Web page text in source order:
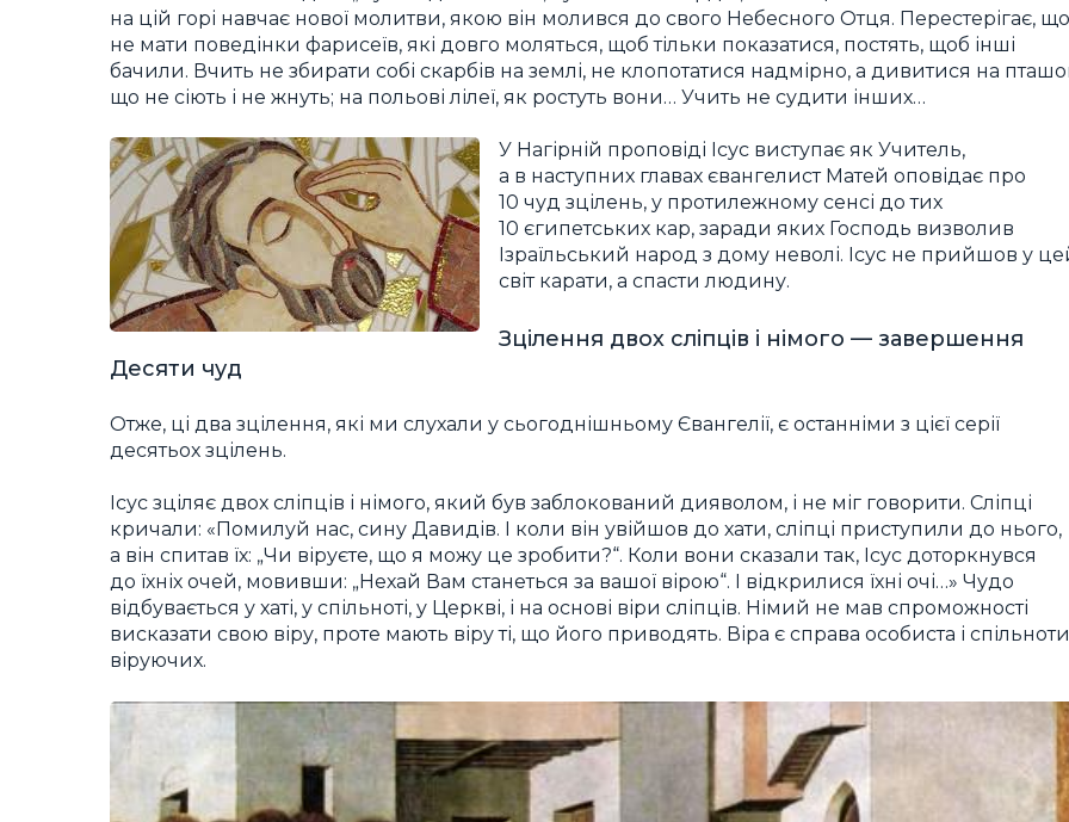
на цій горі навчає нової молитви, якою він молився до свого Небесного Отця. Перестерігає,
не мати поведінки фарисеїв, які довго моляться, щоб тільки показатися, постять, щоб інші
бачили. Вчить не збирати собі скарбів на землі, не клопотатися надмірно, а дивитися на
що не сіють і не жнуть; на польові лілеї, як ростуть вони… Учить не судити інших…
У Нагірній проповіді Ісус виступає як Учитель,
а в наступних главах євангелист Матей оповідає про
10 чуд зцілень, у протилежному сенсі до тих
10 єгипетських кар, заради яких Господь визволив
Ізраїльський народ з дому неволі. Ісус не прийшов у
світ карати, а спасти людину.
Зцілення двох сліпців і німого — завершення
Десяти чуд
Отже, ці два зцілення, які ми слухали у сьогоднішньому Євангелії, є останніми з цієї серії
десятьох зцілень.
Ісус зціляє двох сліпців і німого, який був заблокований дияволом, і не міг говорити. Сліпці
кричали: «Помилуй нас, сину Давидів. І коли він увійшов до хати, сліпці приступили до нього,
а він спитав їх: „Чи віруєте, що я можу це зробити?“. Коли вони сказали так, Ісус доторкнувся
до їхніх очей, мовивши: „Нехай Вам станеться за вашої вірою“. І відкрилися їхні очі…» Чудо
відбувається у хаті, у спільноті, у Церкві, і на основі віри сліпців. Німий не мав спроможності
висказати свою віру, проте мають віру ті, що його приводять. Віра є справа особиста і спільноти
віруючих.